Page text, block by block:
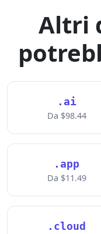
Altri
.ai
Da $98.44
.app
Da $11.49
.cloud